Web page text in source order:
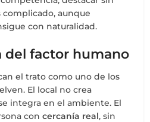
aunque
con naturalidad.
del factor humano
el trato como uno de los
El local no crea
integra en el ambiente. El
concercanía real, sin